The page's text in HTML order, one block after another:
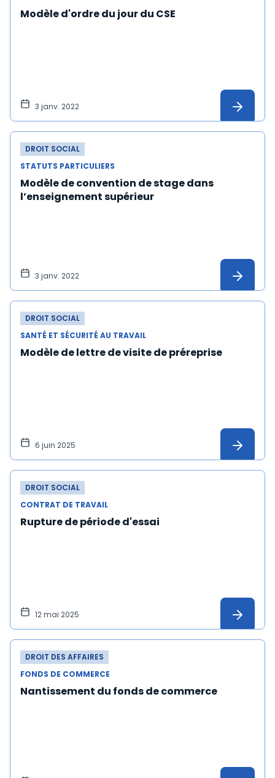
Modèle d'ordre du jour du CSE
3 janv. 2022
DROIT SOCIAL
STATUTS PARTICULIERS
Modèle de convention de stage dans
l’enseignement supérieur
3 janv. 2022
DROIT SOCIAL
SANTÉ ET SÉCURITÉ AU TRAVAIL
Modèle de lettre de visite de préreprise
6 juin 2025
DROIT SOCIAL
CONTRAT DE TRAVAIL
Rupture de période d'essai
12 mai 2025
DROIT DES AFFAIRES
FONDS DE COMMERCE
Nantissement du fonds de commerce